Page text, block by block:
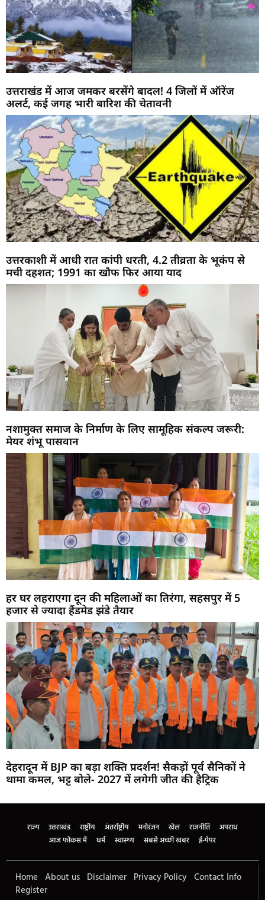
उत्तराखंड में आज जमकर बरसेंगे बादल! 4 जिलों में ऑरेंज
अलर्ट, कई जगह भारी बारिश की चेतावनी
उत्तरकाशी में आधी रात कांपी धरती, 4.2 तीव्रता के भूकंप से
मची दहशत; 1991 का खौफ फिर आया याद
नशामुक्त समाज के निर्माण के लिए सामूहिक संकल्प जरूरी:
मेयर शंभू पासवान
हर घर लहराएगा दून की महिलाओं का तिरंगा, सहसपुर में 5
हजार से ज्यादा हैंडमेड झंडे तैयार
देहरादून में BJP का बड़ा शक्ति प्रदर्शन! सैकड़ों पूर्व सैनिकों ने
थामा कमल, भट्ट बोले- 2027 में लगेगी जीत की हैट्रिक
राज्य उत्तराखंड राष्ट्रीय अंतर्राष्ट्रीय मनोरंजन खेल राजनीति
अपराध
आज फोकस में
धर्म स्वास्थ्य सबसे अच्छी खबर ई-पेपर
Home About us Disclaimer Privacy Policy Contact Info
Register